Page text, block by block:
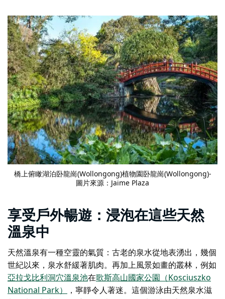
橋上俯瞰湖泊卧龍崗(Wollongong)植物園卧龍崗(Wollongong)-
圖片來源：Jaime Plaza
享受戶外暢遊：浸泡在這些天然
溫泉中
天然溫泉有一種空靈的氣質：古老的泉水從地表湧出，幾個
世紀以來，泉水舒緩著肌肉。再加上風景如畫的叢林，例如
亞拉戈比利洞穴溫泉池在歌斯高山國家公園（Kosciuszko
National Park）
，寧靜令人著迷。這個游泳由天然泉水滋